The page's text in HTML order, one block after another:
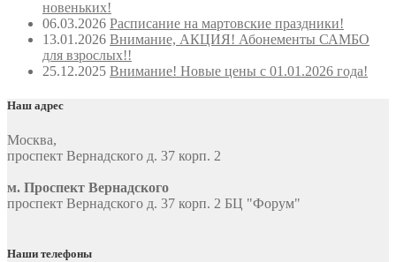
новеньких!
06.03.2026 Расписание на мартовские праздники!
13.01.2026 Внимание, АКЦИЯ! Абонементы САМБО
для взрослых!!
25.12.2025 Внимание! Новые цены с 01.01.2026 года!
Наш адрес
Москва,
проспект Вернадского д. 37 корп. 2
м. Проспект Вернадского
проспект Вернадского д. 37 корп. 2 БЦ "Форум"
Наши телефоны